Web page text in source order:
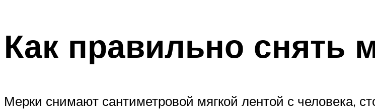
Как правильно снять
Мерки снимают сантиметровой мягкой лентой с человека,